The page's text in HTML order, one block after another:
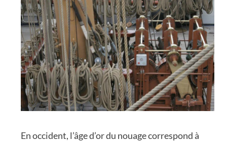
En occident, l’âge d’or du nouage correspond à